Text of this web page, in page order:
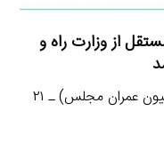
از وزارت راه و
محمدرضا رضایی کوچی (رئیس‌کمیسیون عمران مجلس) ـ ۲۱